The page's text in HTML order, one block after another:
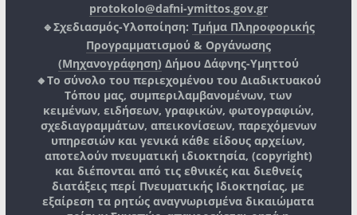
protokolo@dafni-ymittos.gov.gr
🔹Σχεδιασμός-Υλοποίηση: Τμήμα Πληροφορικής
Προγραμματισμού & Οργάνωσης
(Μηχανογράφηση) Δήμου Δάφνης-Υμηττού
🔸Το σύνολο του περιεχομένου του Διαδικτυακού
Τόπου μας, συμπεριλαμβανομένων, των
κειμένων, ειδήσεων, γραφικών, φωτογραφιών,
σχεδιαγραμμάτων, απεικονίσεων, παρεχόμενων
υπηρεσιών και γενικά κάθε είδους αρχείων,
αποτελούν πνευματική ιδιοκτησία, (copyright)
και διέπονται από τις εθνικές και διεθνείς
διατάξεις περί Πνευματικής Ιδιοκτησίας, με
εξαίρεση τα ρητώς αναγνωρισμένα δικαιώματα